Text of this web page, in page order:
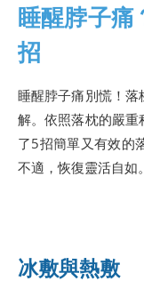
睡醒脖子痛
招
睡醒脖子痛別慌！
解。依照落枕的嚴
了5招簡單又有效的
不適，恢復靈活自如。
冰敷與熱敷